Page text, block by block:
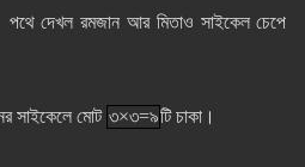
পথে দেখল রমজান আর মিতাও সাইকেল চেপে
সাইকেলে মোট ৩×৩=৯টি চাকা।